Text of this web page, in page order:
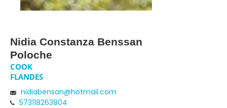
Nidia Constanza Benssan
Poloche
COOK
FLANDES
nidiabensan@hotmail.com
573118263804